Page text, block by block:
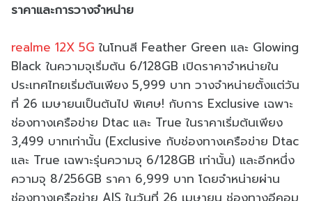
ราคาและการวางจำหน่าย
realme 12X 5G ในโทนสี Feather Green และ Glowing
Black ในความจุเริ่มต้น 6/128GB เปิดราคาจำหน่ายใน
ประเทศไทยเริ่มต้นเพียง 5,999 บาท วางจำหน่ายตั้งแต่วัน
ที่ 26 เมษายนเป็นต้นไป พิเศษ! กับการ Exclusive เฉพาะ
ช่องทางเครือข่าย Dtac และ True ในราคาเริ่มต้นเพียง
3,499 บาทเท่านั้น (Exclusive กับช่องทางเครือข่าย Dtac
และ True เฉพาะรุ่นความจุ 6/128GB เท่านั้น) และอีกหนึ่ง
ความจุ 8/256GB ราคา 6,999 บาท โดยจำหน่ายผ่าน